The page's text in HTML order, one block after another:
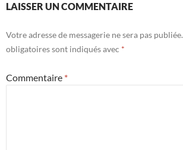
LAISSER UN COMMENTAIRE
Votre adresse de messagerie ne sera pas publiée.
obligatoires sont indiqués avec *
Commentaire *